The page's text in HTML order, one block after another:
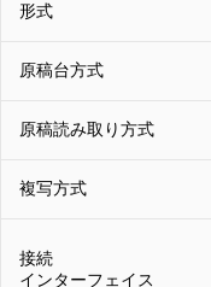
形式
原稿台方式
原稿読み取り方式
複写方式
接続
インターフェイス